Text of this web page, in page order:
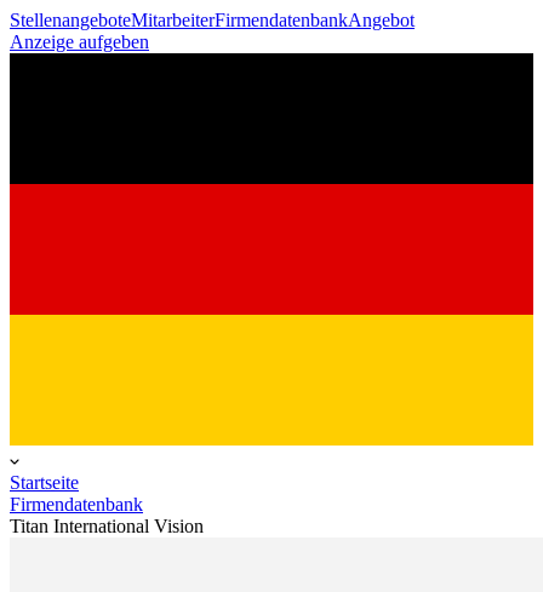
StellenangeboteMitarbeiterFirmendatenbankAngebot
Anzeige aufgeben
Startseite
Firmendatenbank
Titan International Vision